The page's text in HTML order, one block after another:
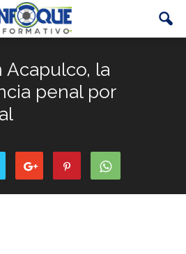
la
penal por